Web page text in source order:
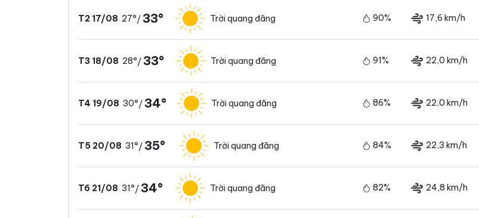
T2 17/08 27°/33° Trời quang đãng 90% 17,6 km/h
T3 18/08 28°/33° Trời quang đãng 91% 22,0 km/h
T4 19/08 30°/34° Trời quang đãng 86% 22,0 km/h
T5 20/08 31°/35° Trời quang đãng 84% 22,3 km/h
T6 21/08 31°/34° Trời quang đãng 82% 24,8 km/h